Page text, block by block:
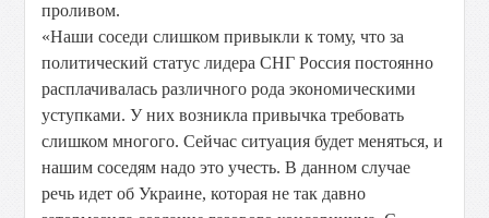
проливом.
«Наши соседи слишком привыкли к тому, что за
политический статус лидера СНГ Россия постоянно
расплачивалась различного рода экономическими
уступками. У них возникла привычка требовать
слишком многого. Сейчас ситуация будет меняться, и
нашим соседям надо это учесть. В данном случае
речь идет об Украине, которая не так давно